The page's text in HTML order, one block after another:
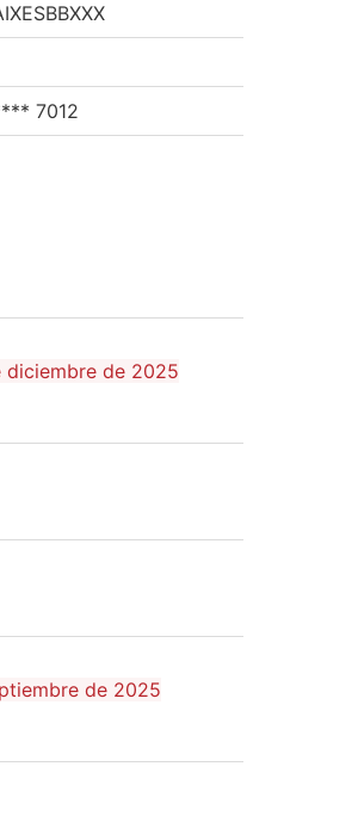
7012
diciembre de 2025
de 2025